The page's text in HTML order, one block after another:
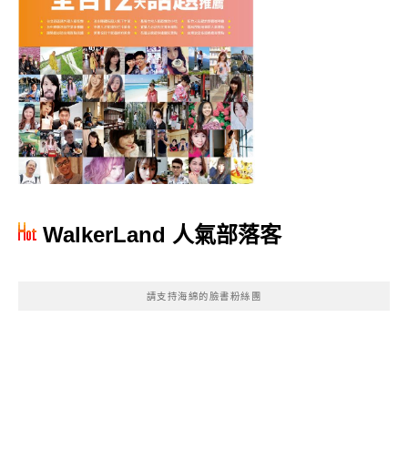
WalkerLand 人氣部落客
請支持海綿的臉書粉絲團